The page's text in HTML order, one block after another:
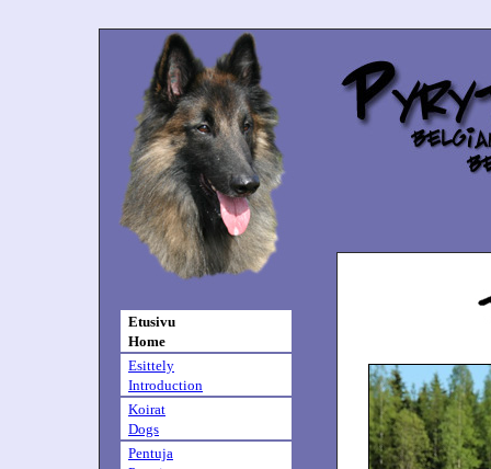
Etusivu
Home
Esittely
Introduction
Koirat
Dogs
Pentuja